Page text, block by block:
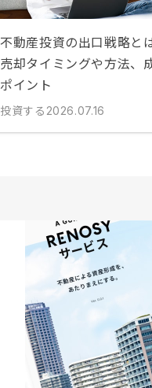
不動産投資の出口戦略と
売却タイミングや方法、
ポイント
投資する 2026.07.16